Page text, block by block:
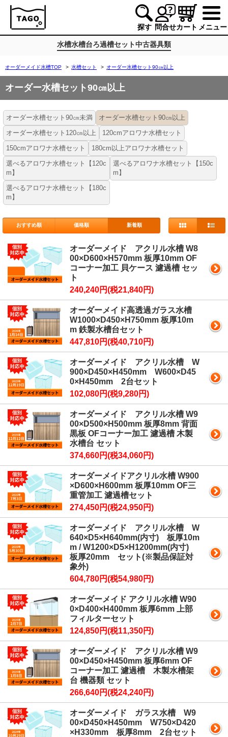
探す 問合せカート メニュー
水槽水槽台ろ過槽セット中古器具類
オーダーメイド水槽TOP > 水槽セット > オーダー水槽セット90㎝以上
オーダー水槽セット90㎝以上
オーダー水槽セット90㎝未満
オーダー水槽セット90㎝以上
オーダー水槽セット120㎝以上
120cmアロワナ水槽セット
150cmアロワナ水槽セット
180cm以上アロワナ水槽セット
選べるアロワナ水槽セット【120c
m】
選べるアロワナ水槽セット【150c
m】
選べるアロワナ水槽セット【180c
m】
おすすめ順 価格順 新着順
オーダーメイド アクリル水槽 W8
00×D600×H570mm 板厚10mm OF
コーナー加工 貝ケース 濾過槽 セッ
ト
240,240円(税21,840円)
オーダーメイド高透過ガラス水槽
W1000×D450×H750mm 板厚10m
m 鉄製水槽台セット
447,810円(税40,710円)
オーダーメイド アクリル水槽 W
900×D450×H450mm W600×D45
0×H450mm 2台セット
102,080円(税9,280円)
オーダーメイド アクリル水槽 W9
00×D500×H500mm 板厚8mm 背面
黒板 OFコーナー加工 濾過槽 木製
水槽台 セット
374,660円(税34,060円)
オーダーメイドアクリル水槽 W900
×D600×H600mm 板厚10mm OF三
重管加工 濾過槽セット
274,450円(税24,950円)
オーダーメイド アクリル水槽 W
640×D5×H640mm(内寸) 板厚10m
m / W1200×D5×H1200mm(内寸)
板厚20mm セット(※製品保証対
象外)
604,780円(税54,980円)
オーダーメイド アクリル水槽 W90
0×D400×H400mm 板厚6mm 上部
フィルターセット
124,850円(税11,350円)
オーダーメイド アクリル水槽 W9
00×D450×H450mm 板厚6mm OF
コーナー加工 濾過槽 木製水槽架
台 機器類 セット
266,640円(税24,240円)
オーダーメイド ガラス水槽 W9
00×D450×H450mm W750×D420
×H330mm 板厚8mm 2台セット